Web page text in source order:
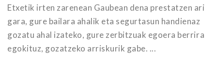
Etxetik irten zarenean Gaubean dena prestatzen ari
gara, gure bailara ahalik eta segurtasun handienaz
gozatu ahal izateko, gure zerbitzuak egoera berrira
egokituz, gozatzeko arriskurik gabe. ...